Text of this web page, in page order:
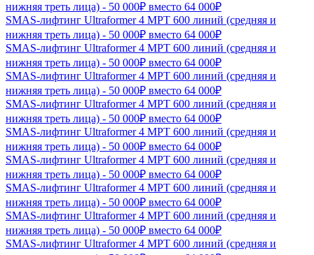
нижняя треть лица) - 50 000₽ вместо 64 000₽
SMAS-лифтинг Ultraformer 4 MPT 600 линий (средняя и
нижняя треть лица) - 50 000₽ вместо 64 000₽
SMAS-лифтинг Ultraformer 4 MPT 600 линий (средняя и
нижняя треть лица) - 50 000₽ вместо 64 000₽
SMAS-лифтинг Ultraformer 4 MPT 600 линий (средняя и
нижняя треть лица) - 50 000₽ вместо 64 000₽
SMAS-лифтинг Ultraformer 4 MPT 600 линий (средняя и
нижняя треть лица) - 50 000₽ вместо 64 000₽
SMAS-лифтинг Ultraformer 4 MPT 600 линий (средняя и
нижняя треть лица) - 50 000₽ вместо 64 000₽
SMAS-лифтинг Ultraformer 4 MPT 600 линий (средняя и
нижняя треть лица) - 50 000₽ вместо 64 000₽
SMAS-лифтинг Ultraformer 4 MPT 600 линий (средняя и
нижняя треть лица) - 50 000₽ вместо 64 000₽
SMAS-лифтинг Ultraformer 4 MPT 600 линий (средняя и
нижняя треть лица) - 50 000₽ вместо 64 000₽
SMAS-лифтинг Ultraformer 4 MPT 600 линий (средняя и